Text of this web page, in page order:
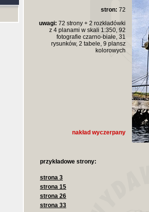
stron: 72
uwagi: 72 strony + 2 rozkładówki
z 4 planami w skali 1:350, 92
fotografie czarno-białe, 31
rysunków, 2 tabele, 9 plansz
kolorowych
nakład wyczerpany
przykładowe strony:
strona 3
strona 15
strona 26
strona 33